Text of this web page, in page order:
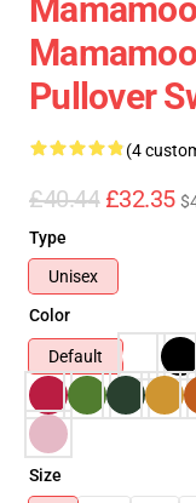
Pullover
(4
£40.44 £32.35
Type
Unisex
Color
Default
Size